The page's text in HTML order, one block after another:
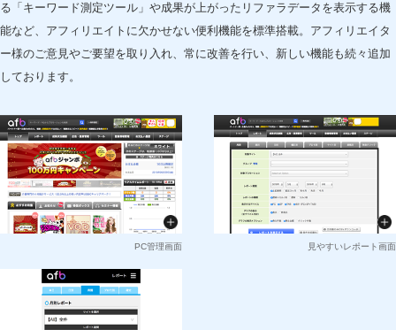
る「キーワード測定ツール」や成果が上がったリファラデータを表示する機
能など、アフィリエイトに欠かせない便利機能を標準搭載。アフィリエイタ
ー様のご意見やご要望を取り入れ、常に改善を行い、新しい機能も続々追加
しております。
PC管理画面 見やすいレポート画面